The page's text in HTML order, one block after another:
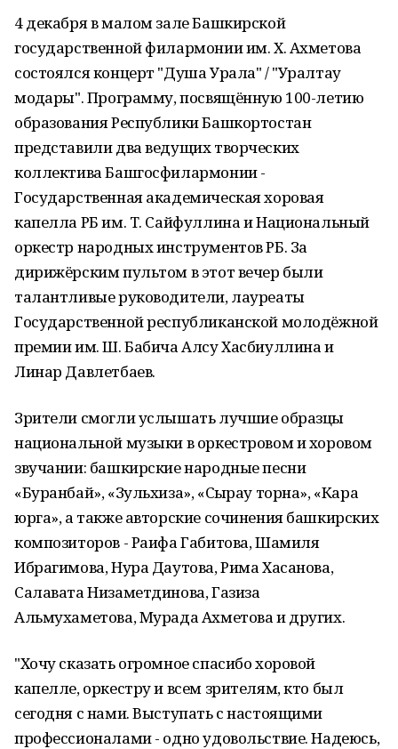
4 декабря в малом зале Башкирской
государственной филармонии им. Х. Ахметова
состоялся концерт "Душа Урала" / "Уралтау
моңдары". Программу, посвящённую 100-летию
образования Республики Башкортостан
представили два ведущих творческих
коллектива Башгосфилармонии -
Государственная академическая хоровая
капелла РБ им. Т. Сайфуллина и Национальный
оркестр народных инструментов РБ. За
дирижёрским пультом в этот вечер были
талантливые руководители, лауреаты
Государственной республиканской молодёжной
премии им. Ш. Бабича Алсу Хасбиуллина и
Линар Давлетбаев.
Зрители смогли услышать лучшие образцы
национальной музыки в оркестровом и хоровом
звучании: башкирские народные песни
«Буранбай», «Зульхиза», «Сыңрау торна», «Кара
юрга», а также авторские сочинения башкирских
композиторов - Раифа Габитова, Шамиля
Ибрагимова, Нура Даутова, Рима Хасанова,
Салавата Низаметдинова, Газиза
Альмухаметова, Мурада Ахметова и других.
"Хочу сказать огромное спасибо хоровой
капелле, оркестру и всем зрителям, кто был
сегодня с нами. Выступать с настоящими
профессионалами - одно удовольствие. Надеюсь,